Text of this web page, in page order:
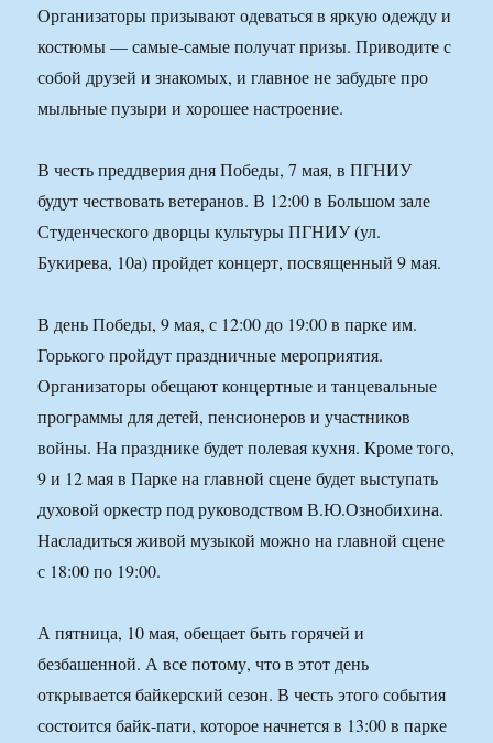
Организаторы призывают одеваться в яркую одежду и
костюмы — самые-самые получат призы. Приводите с
собой друзей и знакомых, и главное не забудьте про
мыльные пузыри и хорошее настроение.
В честь преддверия дня Победы, 7 мая, в ПГНИУ
будут чествовать ветеранов. В 12:00 в Большом зале
Студенческого дворцы культуры ПГНИУ (ул.
Букирева, 10а) пройдет концерт, посвященный 9 мая.
В день Победы, 9 мая, с 12:00 до 19:00 в парке им.
Горького пройдут праздничные мероприятия.
Организаторы обещают концертные и танцевальные
программы для детей, пенсионеров и участников
войны. На празднике будет полевая кухня. Кроме того,
9 и 12 мая в Парке на главной сцене будет выступать
духовой оркестр под руководством В.Ю.Ознобихина.
Насладиться живой музыкой можно на главной сцене
с 18:00 по 19:00.
А пятница, 10 мая, обещает быть горячей и
безбашенной. А все потому, что в этот день
открывается байкерский сезон. В честь этого события
состоится байк-пати, которое начнется в 13:00 в парке